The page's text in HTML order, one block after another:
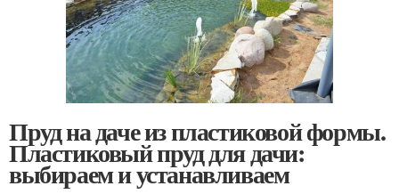
Пруд на даче из пластиковой формы.
Пластиковый пруд для дачи:
выбираем и устанавливаем